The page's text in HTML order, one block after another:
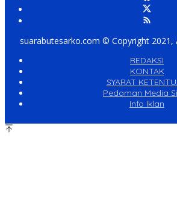
suarabutesarko.com © Copyright 2021,
REDAKSI
KONTAK
SYARAT
Pedoman Media
Info Iklan